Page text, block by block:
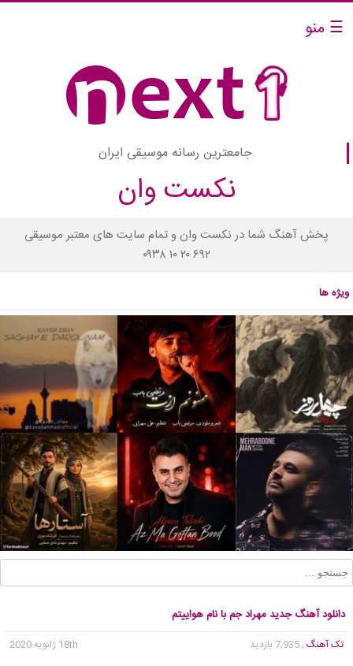
☰ منو
جامعترین رسانه موسیقی ایران
نکست وان
پخش آهنگ شما در نکست وان و تمام سایت های معتبر موسیقی
۰۹۳۸ ۱۰ ۲۰ ۶۹۲
ویژه ها
دانلود آهنگ جدید مهراد جم با نام هواییتم
تک آهنگ , 7,935 بازدید
18th ژانویه 2020